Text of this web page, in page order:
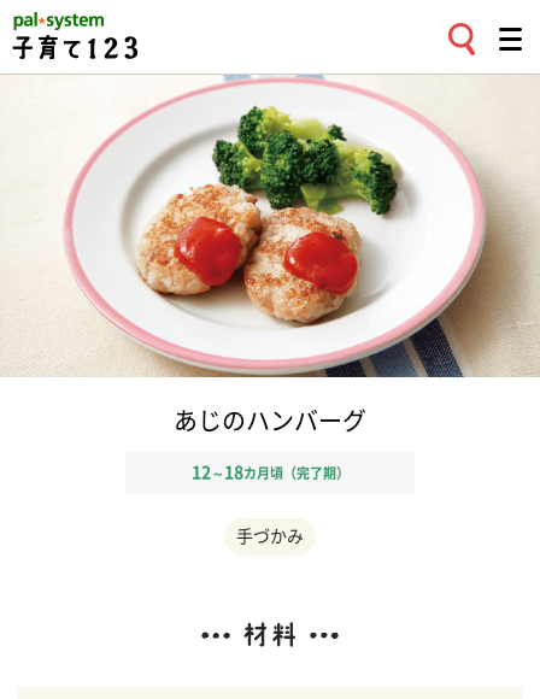
あじのハンバーグ
12 ～ 18カ月頃（完了期）
手づかみ